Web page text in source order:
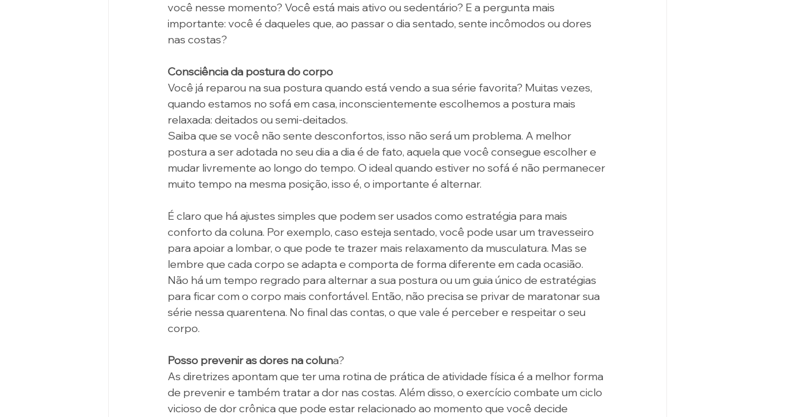
você nesse momento? Você está mais ativo ou sedentário? E a pergunta mais
importante: você é daqueles que, ao passar o dia sentado, sente incômodos ou dores
nas costas?
Consciência da postura do corpo
Você já reparou na sua postura quando está vendo a sua série favorita? Muitas vezes,
quando estamos no sofá em casa, inconscientemente escolhemos a postura mais
relaxada: deitados ou semi-deitados.
Saiba que se você não sente desconfortos, isso não será um problema. A melhor
postura a ser adotada no seu dia a dia é de fato, aquela que você consegue escolher e
mudar livremente ao longo do tempo. O ideal quando estiver no sofá é não permanecer
muito tempo na mesma posição, isso é, o importante é alternar.
É claro que há ajustes simples que podem ser usados como estratégia para mais
conforto da coluna. Por exemplo, caso esteja sentado, você pode usar um travesseiro
para apoiar a lombar, o que pode te trazer mais relaxamento da musculatura. Mas se
lembre que cada corpo se adapta e comporta de forma diferente em cada ocasião.
Não há um tempo regrado para alternar a sua postura ou um guia único de estratégias
para ficar com o corpo mais confortável. Então, não precisa se privar de maratonar sua
série nessa quarentena. No final das contas, o que vale é perceber e respeitar o seu
corpo.
Posso prevenir as dores na coluna?
As diretrizes apontam que ter uma rotina de prática de atividade física é a melhor forma
de prevenir e também tratar a dor nas costas. Além disso, o exercício combate um ciclo
vicioso de dor crônica que pode estar relacionado ao momento que você decide